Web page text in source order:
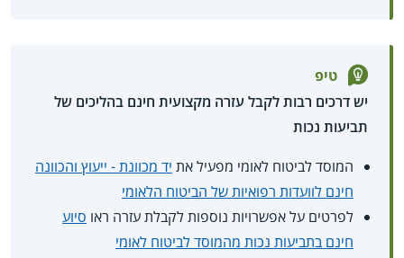
טיפ
יש דרכים רבות לקבל עזרה מקצועית חינם בהליכים של
תביעות נכות
המוסד לביטוח לאומי מפעיל את יד מכוונת - ייעוץ והכוונה
חינם לוועדות רפואיות של הביטוח הלאומי
לפרטים על אפשרויות נוספות לקבלת עזרה ראו סיוע
חינם בתביעות נכות מהמוסד לביטוח לאומי